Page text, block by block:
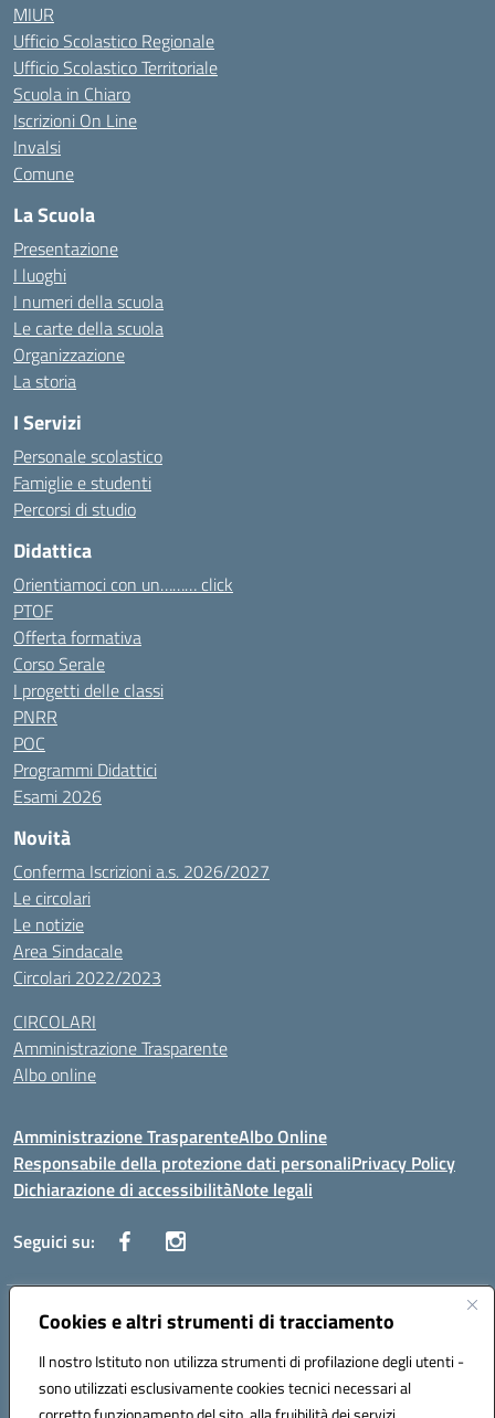
Cookies e altri strumenti di tracciamento
Il nostro Istituto non utilizza strumenti di profilazione degli utenti -
sono utilizzati esclusivamente cookies tecnici necessari al
MIUR
Ufficio Scolastico Regionale
Ufficio Scolastico Territoriale
Scuola in Chiaro
Iscrizioni On Line
Invalsi
Comune
La Scuola
Presentazione
I luoghi
I numeri della scuola
Le carte della scuola
Organizzazione
La storia
I Servizi
Personale scolastico
Famiglie e studenti
Percorsi di studio
Didattica
Orientiamoci con un……… click
PTOF
Offerta formativa
Corso Serale
I progetti delle classi
PNRR
POC
Programmi Didattici
Esami 2026
Novità
Conferma Iscrizioni a.s. 2026/2027
Le circolari
Le notizie
Area Sindacale
Circolari 2022/2023
CIRCOLARI
Amministrazione Trasparente
Albo online
Amministrazione TrasparenteAlbo Online
Responsabile della protezione dati personaliPrivacy Policy
Dichiarazione di accessibilitàNote legali
Seguici su:
Indirizzo:Corso Vittorio Emanuele, 27 90133 - Palermo
Posta elettronica certificata (PEC):pais03600r@pec.istruzione.it
Codice fiscale: 97308550827